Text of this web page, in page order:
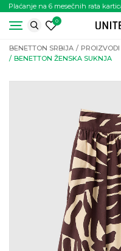
Plaćanje na 6 mesečnih rata
0
BENETTON SRBIJA PROIZVODI
BENETTON ŽENSKA SUKNJA